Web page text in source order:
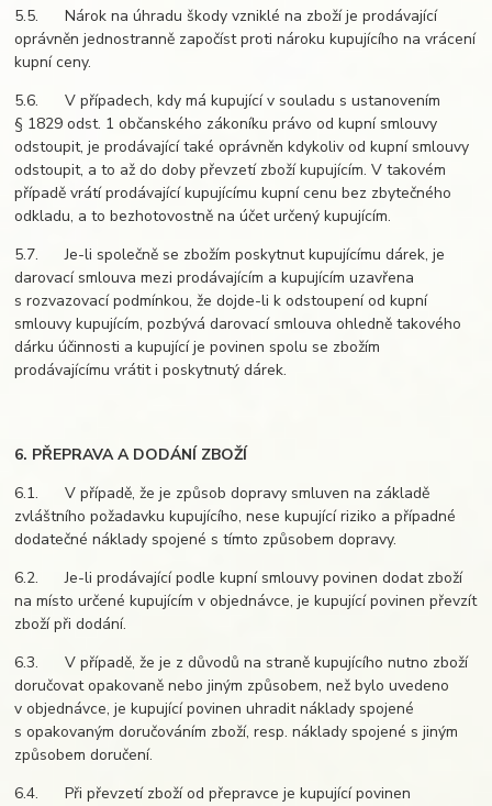
5.5. Nárok na úhradu škody vzniklé na zboží je prodávající
oprávněn jednostranně započíst proti nároku kupujícího na vrácení
kupní ceny.
5.6. V případech, kdy má kupující v souladu s ustanovením
§ 1829 odst. 1 občanského zákoníku právo od kupní smlouvy
odstoupit, je prodávající také oprávněn kdykoliv od kupní smlouvy
odstoupit, a to až do doby převzetí zboží kupujícím. V takovém
případě vrátí prodávající kupujícímu kupní cenu bez zbytečného
odkladu, a to bezhotovostně na účet určený kupujícím.
5.7. Je-li společně se zbožím poskytnut kupujícímu dárek, je
darovací smlouva mezi prodávajícím a kupujícím uzavřena
s rozvazovací podmínkou, že dojde-li k odstoupení od kupní
smlouvy kupujícím, pozbývá darovací smlouva ohledně takového
dárku účinnosti a kupující je povinen spolu se zbožím
prodávajícímu vrátit i poskytnutý dárek.
6. PŘEPRAVA A DODÁNÍ ZBOŽÍ
6.1. V případě, že je způsob dopravy smluven na základě
zvláštního požadavku kupujícího, nese kupující riziko a případné
dodatečné náklady spojené s tímto způsobem dopravy.
6.2. Je-li prodávající podle kupní smlouvy povinen dodat zboží
na místo určené kupujícím v objednávce, je kupující povinen převzít
zboží při dodání.
6.3. V případě, že je z důvodů na straně kupujícího nutno zboží
doručovat opakovaně nebo jiným způsobem, než bylo uvedeno
v objednávce, je kupující povinen uhradit náklady spojené
s opakovaným doručováním zboží, resp. náklady spojené s jiným
způsobem doručení.
6.4. Při převzetí zboží od přepravce je kupující povinen